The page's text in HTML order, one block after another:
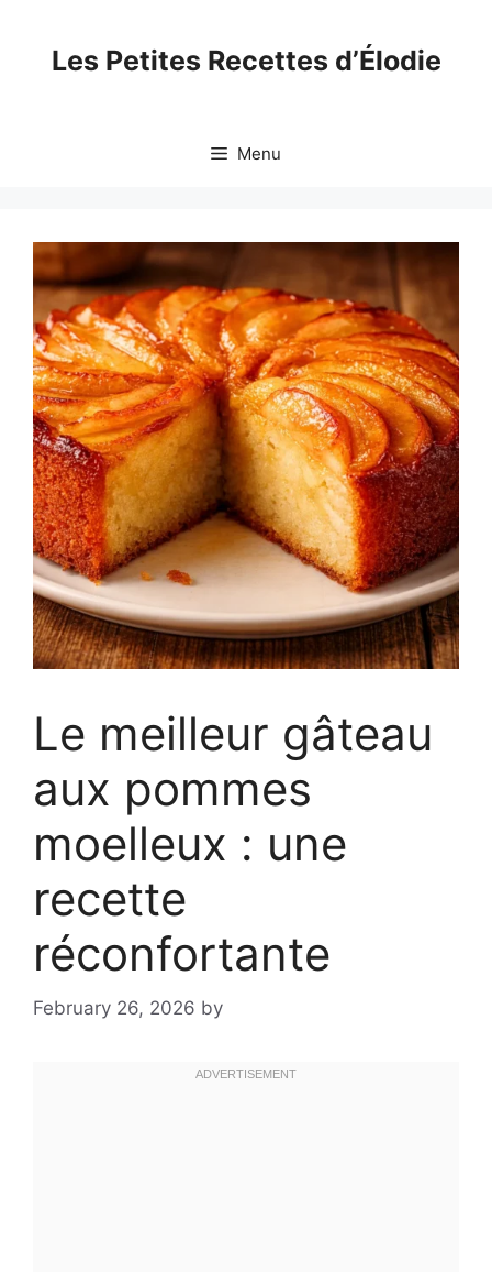
contentLes Petites Recettes d’Élodie
Menu
Le meilleur gâteau
aux pommes
moelleux : une
recette
réconfortante
February 26, 2026 by